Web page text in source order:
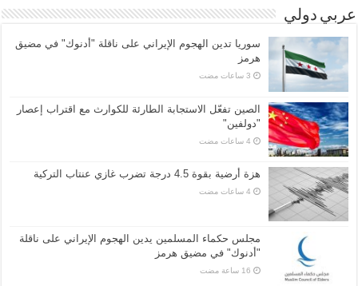
عربي دولي
سوريا تدين الهجوم الإيراني على ناقلة "أدنوك" في مضيق
هرمز ‏
الصين تفعّل الاستجابة الطارئة للكوارث مع اقتراب إعصار
"دولفين"
هزة أرضية بقوة 4.5 درجة تضرب غازي عنتاب التركية
مجلس حكماء المسلمين يدين الهجوم الإيراني على ناقلة
"أدنوك" في مضيق هرمز